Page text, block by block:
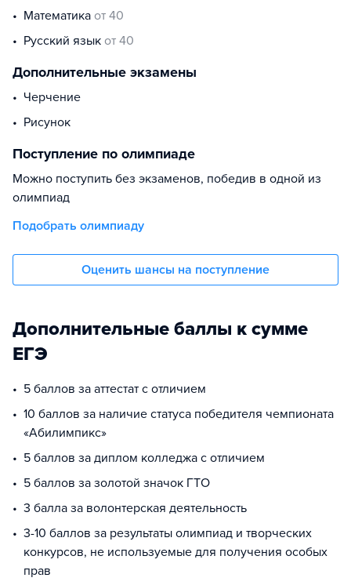
математика от 40
русский язык от 40
Дополнительные экзамены
черчение
рисунок
Поступление по олимпиаде
Можно поступить без экзаменов, победив в одной из
олимпиад
Подобрать олимпиаду
Оценить шансы на поступление
Дополнительные баллы к сумме
ЕГЭ
5 баллов за аттестат с отличием
10 баллов за наличие статуса победителя чемпионата
«Абилимпикс»
5 баллов за диплом колледжа с отличием
5 баллов за золотой значок ГТО
3 балла за волонтерская деятельность
3-10 баллов за результаты олимпиад и творческих
конкурсов, не используемые для получения особых
прав